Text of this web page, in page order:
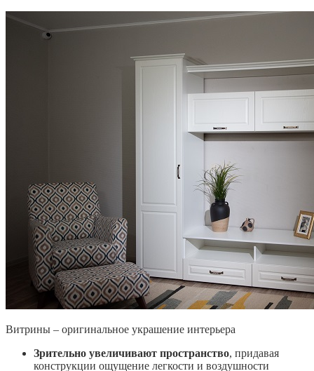
Витрины – оригинальное украшение интерьера
Зрительно увеличивают пространство, придавая
конструкции ощущение легкости и воздушности